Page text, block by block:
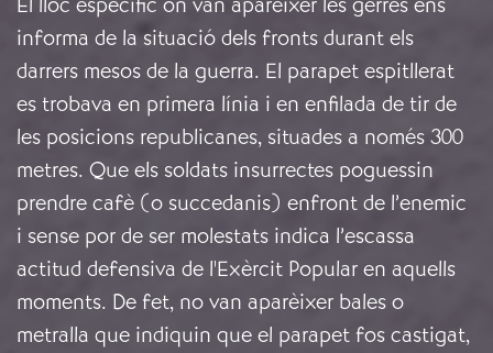
informa de la situació dels fronts durant els
darrers mesos de la guerra. El parapet espitllerat
es trobava en primera línia i en enfilada de tir de
les posicions republicanes, situades a només 300
metres. Que els soldats insurrectes poguessin
prendre cafè (o succedanis) enfront de l’enemic
i sense por de ser molestats indica l’escassa
actitud defensiva de l'Exèrcit Popular en aquells
moments. De fet, no van aparèixer bales o
metralla que indiquin que el parapet fos castigat,